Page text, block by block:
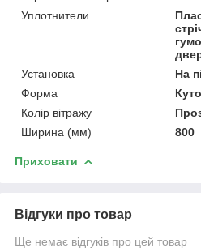
Уплотнители
Установка
На
Форма
Колір вітражу
Ширина (мм)
800
Приховати
Відгуки про товар
Ще немає відгуків про цей товар